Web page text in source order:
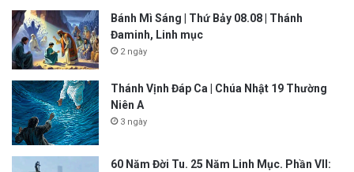
Bánh Mì Sáng | Thứ Bảy 08.08 | Thánh
Đaminh, Linh mục
2 ngày
Thánh Vịnh Đáp Ca | Chúa Nhật 19 Thường
Niên A
3 ngày
60 Năm Đời Tu. 25 Năm Linh Mục. Phần VII: